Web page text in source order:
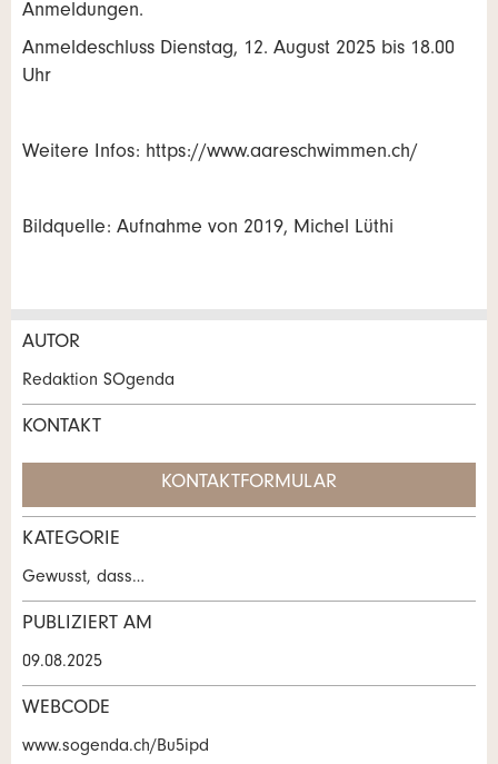
Anmeldungen.
Anmeldeschluss Dienstag, 12. August 2025 bis 18.00
Uhr
Weitere Infos: https://www.aareschwimmen.ch/
Bildquelle: Aufnahme von 2019, Michel Lüthi
Anzeige beanstanden
Ihr Feedback wird sehr geschätzt!
Allgemeines Feedback
Anzeige nicht mehr gültig
Anzeige unvollständig
Anzeige weiterempfehlen
Empfehlen Sie diese Anzeige an Freunde weiter.
* Eingabe erforderlich
AUTOR
Redaktion SOgenda
KONTAKT
KONTAKTFORMULAR
Kontakt
Verfassen Sie eine Nachricht für die
Kontaktpersonen dieser Anzeige.
KATEGORIE
Gewusst, dass…
PUBLIZIERT AM
09.08.2025
WEBCODE
www.sogenda.ch/Bu5ipd